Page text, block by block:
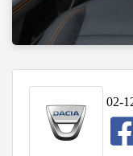
02-